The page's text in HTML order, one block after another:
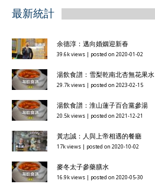
最新統計
余德淳：邁向婚姻迎新春
39.6k views | posted on 2020-01-02
湯飲食譜：雪梨乾南北杏無花果水
29.7k views | posted on 2023-02-15
湯飲食譜：淮山蓮子百合黨參湯
20.5k views | posted on 2021-12-21
黃志誠：人與上帝相遇的餐廳
17k views | posted on 2020-10-02
麥冬太子參藥膳水
16.9k views | posted on 2020-05-30